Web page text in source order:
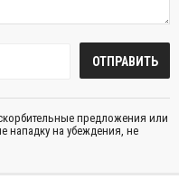
предложения или
нападку на убеждения, не